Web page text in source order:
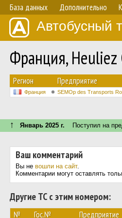
База данных Дополнительно
Автобусный
Франция,
Регион Предприятие
Франция SEMOp des Transports
↑ Январь 2025 г. Поступил на
Ваш комментарий
Вы не вошли на сайт.
Комментарии могут оставлять
Другие ТС с этим номером:
№ Гос.№ Предприятие